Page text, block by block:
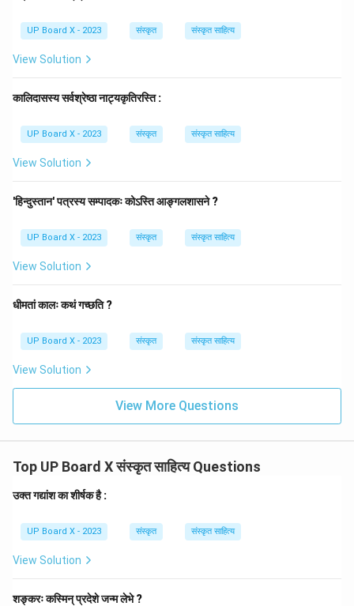
Download Solution in PDF
UP Board X - 2023 संस्कृत संस्कृत साहित्य
View Solution
कालिदासस्य सर्वश्रेष्ठा नाट्यकृतिरस्ति :
UP Board X - 2023 संस्कृत संस्कृत साहित्य
View Solution
'हिन्दुस्तान' पत्रस्य सम्पादकः कोऽस्ति आङ्गलशासने ?
UP Board X - 2023 संस्कृत संस्कृत साहित्य
View Solution
धीमतां कालः कथं गच्छति ?
UP Board X - 2023 संस्कृत संस्कृत साहित्य
View Solution
View More Questions
Top UP Board X संस्कृत साहित्य Questions
उक्त गद्यांश का शीर्षक है :
UP Board X - 2023 संस्कृत संस्कृत साहित्य
View Solution
शङ्करः कस्मिन् प्रदेशे जन्म लेभे ?